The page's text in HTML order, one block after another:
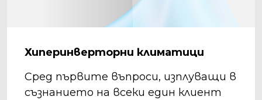
Хиперинверторни климатици
Сред първите въпроси, изплуващи в
съзнанието на всеки един клиент